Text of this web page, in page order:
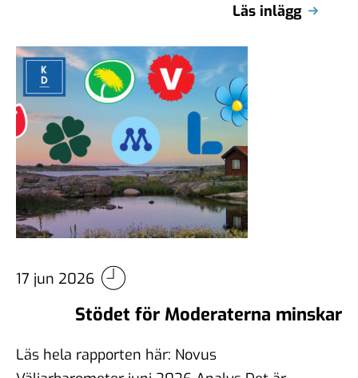
Läs inlägg
17 jun 2026
Stödet för Moderaterna minskar
Läs hela rapporten här: Novus